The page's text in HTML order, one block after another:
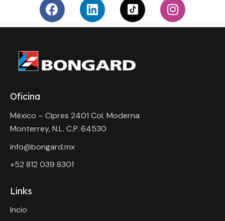
Oficina
México – Cipres 2401 Col. Moderna
Monterrey, N.L. C.P. 64530
info@bongard.mx
+52 812 039 8301
Links
Incio